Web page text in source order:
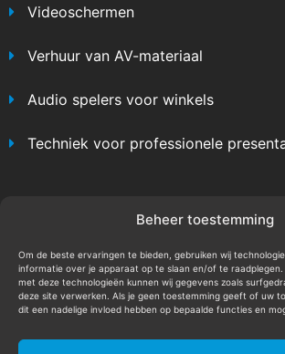
Beheer toestemming
Om de beste ervaringen te bieden, gebruiken wij
informatie over je apparaat op te slaan en/of te
met deze technologieën kunnen wij gegevens zoals
deze site verwerken. Als je geen toestemming geeft of uw
dit een nadelige invloed hebben op bepaalde functies en
Videoschermen
Verhuur van AV-materiaal
Audio spelers voor winkels
Techniek voor professionele
Benieuwd wat wij doen?
VOLGENDE
Stuur een mailtje